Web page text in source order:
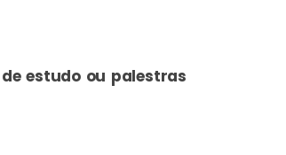
estudo ou palestras